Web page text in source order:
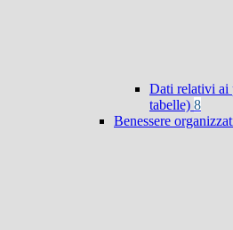
Dati relativi ai
tabelle) 8
Benessere